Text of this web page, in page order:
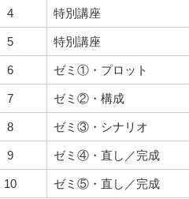
4 特別講座
5 特別講座
6 ゼミ①・プロット
7 ゼミ②・構成
8 ゼミ③・シナリオ
9 ゼミ④・直し／完成
10 ゼミ⑤・直し／完成